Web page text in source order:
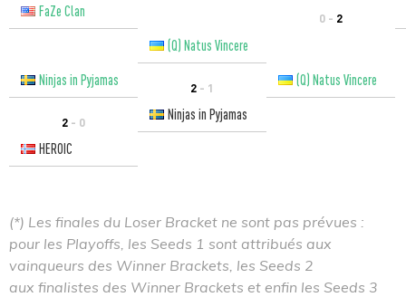
FaZe Clan
0 - 2
(Q) Natus Vincere
Ninjas in Pyjamas
2 - 1 (Q) Natus Vincere
2 - 0
Ninjas in Pyjamas
HEROIC
(*) Les finales du Loser Bracket ne sont pas prévues :
pour les Playoffs, les Seeds 1 sont attribués aux
vainqueurs des Winner Brackets, les Seeds 2
aux finalistes des Winner Brackets et enfin les Seeds 3